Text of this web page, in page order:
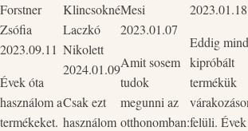
Forstner
Zsófia
2023.09.11
Évek óta
használom a
termékeket.
Klincsokné
Laczkó
Nikolett
2024.01.09
Csak ezt
használom
Mesi
2023.01.07
Amit sosem
tudok
megunni az
otthonomban:
2023.01.18
Eddig
kipróbált
termékük
felüli. Évek